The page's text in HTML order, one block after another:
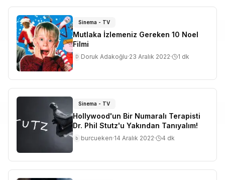
Sinema - TV
Mutlaka İzlemeniz Gereken 10 Noel
Filmi
D Doruk Adakoğlu·23 Aralık 2022· 1 dk
Sinema - TV
Hollywood'un Bir Numaralı Terapisti
Dr. Phil Stutz'u Yakından Tanıyalım!
b burcueken·14 Aralık 2022· 4 dk